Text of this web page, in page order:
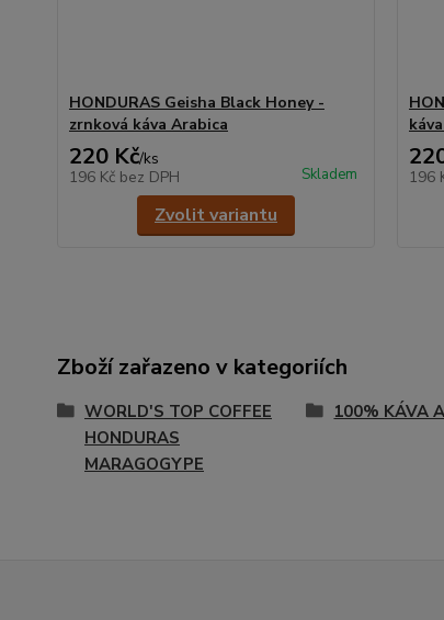
HONDURAS Geisha Black Honey -
zrnková káva Arabica
220 Kč/ks
196 Kč bez DPH Skladem
Zvolit variantu
196
Zboží zařazeno v kategoriích
WORLD'S TOP COFFEE
HONDURAS
MARAGOGYPE
100% KÁVA